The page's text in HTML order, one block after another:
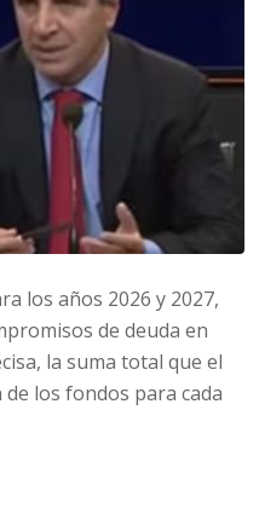
los años 2026 y 2027,
de deuda en
la suma total que el
los fondos para cada